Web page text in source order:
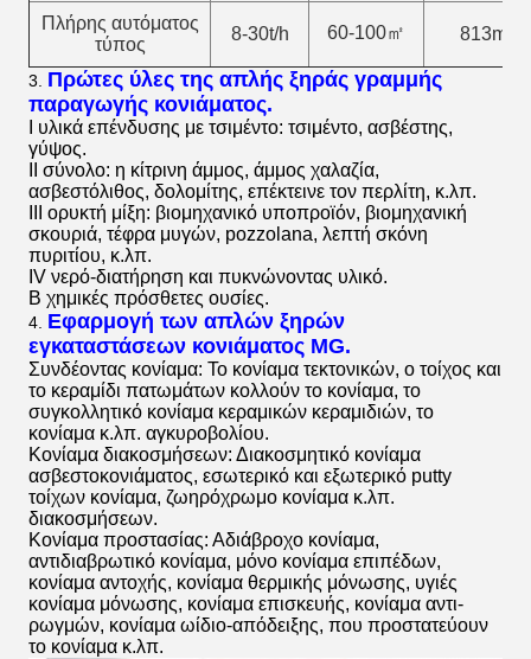
Πλήρης αυτόματος
τύπος
8-30t/h 60-100㎡ 813m
3. Πρώτες ύλες της απλής ξηράς γραμμής
παραγωγής κονιάματος.
Ι υλικά επένδυσης με τσιμέντο: τσιμέντο, ασβέστης,
γύψος.
ΙΙ σύνολο: η κίτρινη άμμος, άμμος χαλαζία,
ασβεστόλιθος, δολομίτης, επέκτεινε τον περλίτη, κ.λπ.
ΙΙΙ ορυκτή μίξη: βιομηχανικό υποπροϊόν, βιομηχανική
σκουριά, τέφρα μυγών, pozzolana, λεπτή σκόνη
πυριτίου, κ.λπ.
IV νερό-διατήρηση και πυκνώνοντας υλικό.
Β χημικές πρόσθετες ουσίες.
4. Εφαρμογή των απλών ξηρών
εγκαταστάσεων κονιάματος MG.
Συνδέοντας κονίαμα: Το κονίαμα τεκτονικών, ο τοίχος και
το κεραμίδι πατωμάτων κολλούν το κονίαμα, το
συγκολλητικό κονίαμα κεραμικών κεραμιδιών, το
κονίαμα κ.λπ. αγκυροβολίου.
Κονίαμα διακοσμήσεων: Διακοσμητικό κονίαμα
ασβεστοκονιάματος, εσωτερικό και εξωτερικό putty
τοίχων κονίαμα, ζωηρόχρωμο κονίαμα κ.λπ.
διακοσμήσεων.
Κονίαμα προστασίας: Αδιάβροχο κονίαμα,
αντιδιαβρωτικό κονίαμα, μόνο κονίαμα επιπέδων,
κονίαμα αντοχής, κονίαμα θερμικής μόνωσης, υγιές
κονίαμα μόνωσης, κονίαμα επισκευής, κονίαμα αντι-
ρωγμών, κονίαμα ωίδιο-απόδειξης, που προστατεύουν
το κονίαμα κ.λπ.